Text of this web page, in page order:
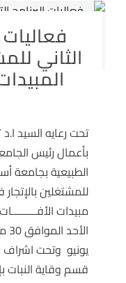
فعاليات
الثاني
تحت رعايه السيد
بأعمال رئيس
الطبيعية بجامعة
للمشتغلين
مبيدات
يونيو وتحت
قسم وقاية النبات